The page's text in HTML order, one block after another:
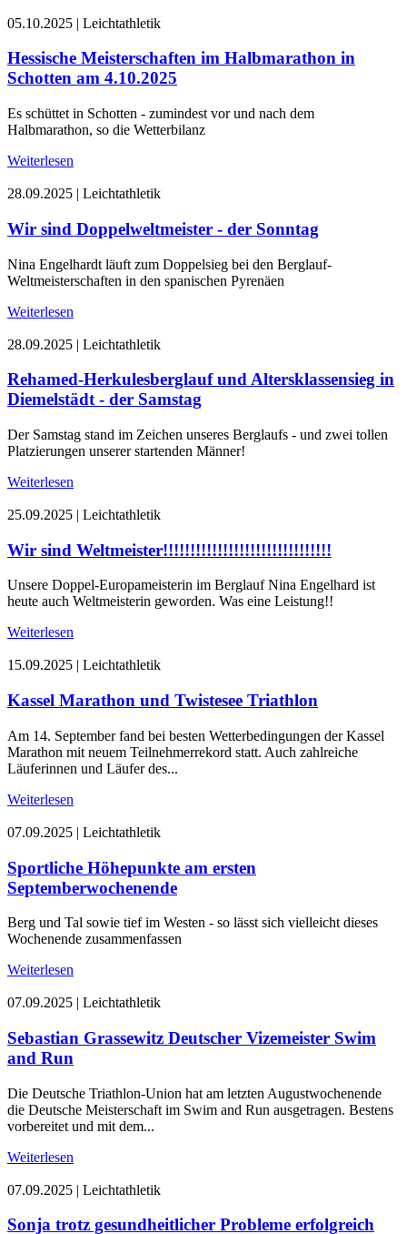
05.10.2025 | Leichtathletik
Hessische Meisterschaften im Halbmarathon in
Schotten am 4.10.2025
Es schüttet in Schotten - zumindest vor und nach dem
Halbmarathon, so die Wetterbilanz
Weiterlesen
28.09.2025 | Leichtathletik
Wir sind Doppelweltmeister - der Sonntag
Nina Engelhardt läuft zum Doppelsieg bei den Berglauf-
Weltmeisterschaften in den spanischen Pyrenäen
Weiterlesen
28.09.2025 | Leichtathletik
Rehamed-Herkulesberglauf und Altersklassensieg in
Diemelstädt - der Samstag
Der Samstag stand im Zeichen unseres Berglaufs - und zwei tollen
Platzierungen unserer startenden Männer!
Weiterlesen
25.09.2025 | Leichtathletik
Wir sind Weltmeister!!!!!!!!!!!!!!!!!!!!!!!!!!!!!!!
Unsere Doppel-Europameisterin im Berglauf Nina Engelhard ist
heute auch Weltmeisterin geworden. Was eine Leistung!!
Weiterlesen
15.09.2025 | Leichtathletik
Kassel Marathon und Twistesee Triathlon
Am 14. September fand bei besten Wetterbedingungen der Kassel
Marathon mit neuem Teilnehmerrekord statt. Auch zahlreiche
Läuferinnen und Läufer des...
Weiterlesen
07.09.2025 | Leichtathletik
Sportliche Höhepunkte am ersten
Septemberwochenende
Berg und Tal sowie tief im Westen - so lässt sich vielleicht dieses
Wochenende zusammenfassen
Weiterlesen
07.09.2025 | Leichtathletik
Sebastian Grassewitz Deutscher Vizemeister Swim
and Run
Die Deutsche Triathlon-Union hat am letzten Augustwochenende
die Deutsche Meisterschaft im Swim and Run ausgetragen. Bestens
vorbereitet und mit dem...
Weiterlesen
07.09.2025 | Leichtathletik
Sonja trotz gesundheitlicher Probleme erfolgreich